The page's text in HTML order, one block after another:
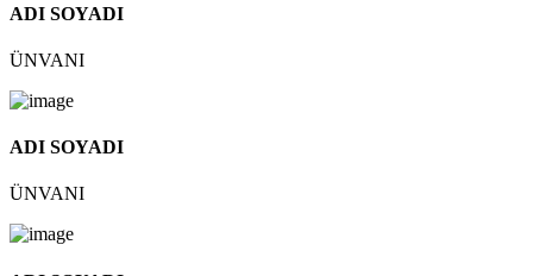
ADI SOYADI
ÜNVANI
ADI SOYADI
ÜNVANI